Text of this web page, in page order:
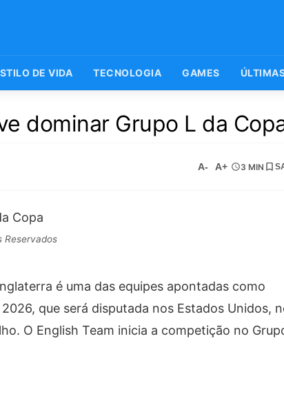
DE VIDA TECNOLOGIA GAMES
dominar Grupo L da
A- A+ 3 MIN
Reservados
é uma das equipes apontadas como
que será disputada nos Estados Unidos,
O English Team inicia a competição no